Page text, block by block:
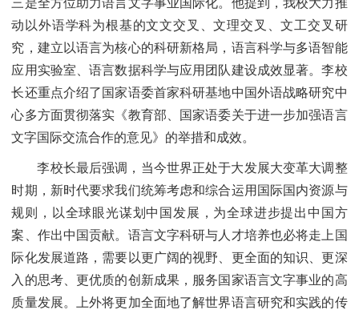
动以外语学科为根基的文文交叉、文理交叉、文工交叉研
究，建立以语言为核心的科研新格局，语言科学与多语智能
应用实验室、语言数据科学与应用团队建设成效显著。李校
长还重点介绍了国家语委首家科研基地中国外语战略研究中
心多方面贯彻落实《教育部、国家语委关于进一步加强语言
文字国际交流合作的意见》的举措和成效。
李校长最后强调，当今世界正处于大发展大变革大调整
时期，新时代要求我们统筹考虑和综合运用国际国内资源与
规则，以全球眼光谋划中国发展，为全球进步提出中国方
案、作出中国贡献。语言文字科研与人才培养也必将走上国
际化发展道路，需要以更广阔的视野、更全面的知识、更深
入的思考、更优质的创新成果，服务国家语言文字事业的高
质量发展。上外将更加全面地了解世界语言研究和实践的传